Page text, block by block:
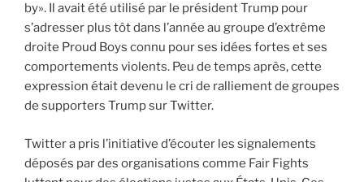
by». Il avait été utilisé par le président Trump pour
s’adresser plus tôt dans l’année au groupe d’extrême
droite Proud Boys connu pour ses idées fortes et ses
comportements violents. Peu de temps après, cette
expression était devenu le cri de ralliement de groupes
de supporters Trump sur Twitter.
Twitter a pris l’initiative d’écouter les signalements
déposés par des organisations comme Fair Fights